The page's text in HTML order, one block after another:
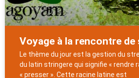
Voyage à la rencontre de
Le thème du jour est la gestion du
du latin stringere qui signifie « rendre
« presser ». Cette racine latine est